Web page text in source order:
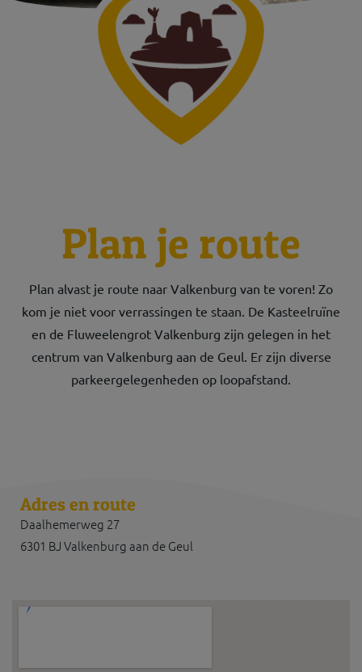
Plan je route
Plan alvast je route naar Valkenburg van te voren! Zo
kom je niet voor verrassingen te staan. De Kasteelruïne
en de Fluweelengrot Valkenburg zijn gelegen in het
centrum van Valkenburg aan de Geul. Er zijn diverse
parkeergelegenheden op loopafstand.
Adres en route
Daalhemerweg 27
6301 BJ Valkenburg aan de Geul